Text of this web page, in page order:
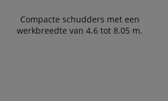
Compacte schudders met een
werkbreedte van 4.6 tot 8.05 m.